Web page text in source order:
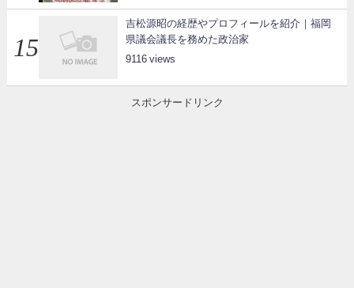
吉松源昭の経歴やプロフィールを紹介｜福岡
県議会議長を務めた政治家
9116
スポンサードリンク